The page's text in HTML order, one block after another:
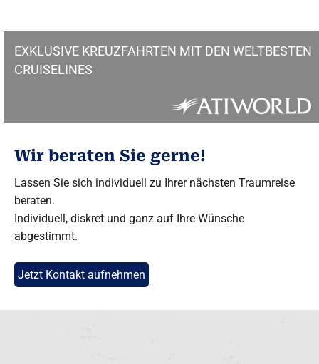
EXKLUSIVE KREUZFAHRTEN MIT DEN WELTBESTEN
CRUISELINES
Wir beraten Sie gerne!
Lassen Sie sich individuell zu Ihrer nächsten Traumreise
beraten.
Individuell, diskret und ganz auf Ihre Wünsche
abgestimmt.
Jetzt Kontakt aufnehmen